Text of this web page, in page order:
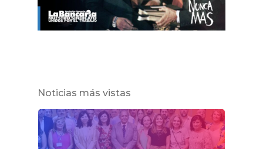
Noticias más vistas